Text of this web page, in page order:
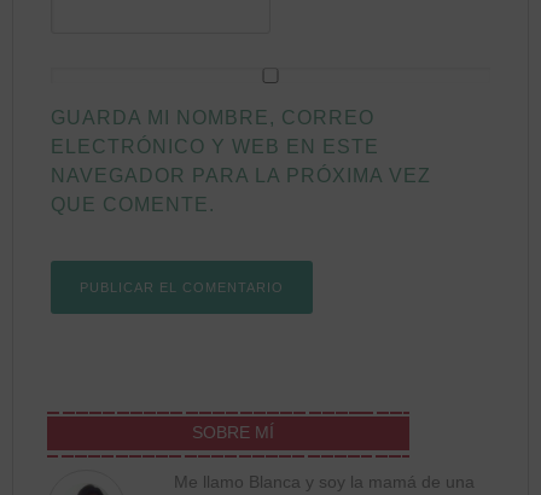
GUARDA MI NOMBRE, CORREO
ELECTRÓNICO Y WEB EN ESTE
NAVEGADOR PARA LA PRÓXIMA VEZ
QUE COMENTE.
SOBRE MÍ
Me llamo Blanca y soy la mamá de una